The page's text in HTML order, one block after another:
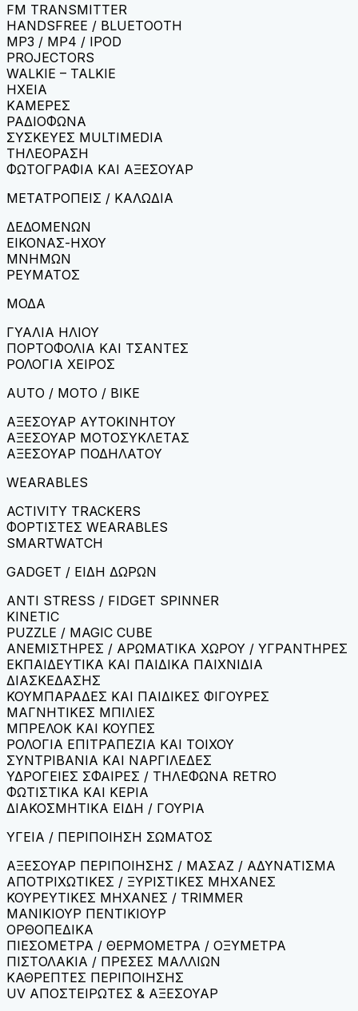
FM TRANSMITTER
HANDSFREE / BLUETOOTH
MP3 / MP4 / IPOD
PROJECTORS
WALKIE – TALKIE
ΗΧΕΙΑ
ΚΑΜΕΡΕΣ
ΡΑΔΙΟΦΩΝΑ
ΣΥΣΚΕΥΕΣ MULTIMEDIA
ΤΗΛΕΟΡΑΣΗ
ΦΩΤΟΓΡΑΦΙΑ ΚΑΙ ΑΞΕΣΟΥΑΡ
ΜΕΤΑΤΡΟΠΕΙΣ / ΚΑΛΩΔΙΑ
ΔΕΔΟΜΕΝΩΝ
ΕΙΚΟΝΑΣ-ΗΧΟΥ
ΜΝΗΜΩΝ
ΡΕΥΜΑΤΟΣ
ΜΟΔΑ
ΓΥΑΛΙΑ ΗΛΙΟΥ
ΠΟΡΤΟΦΟΛΙΑ ΚΑΙ ΤΣΑΝΤΕΣ
ΡΟΛΟΓΙΑ ΧΕΙΡΟΣ
AUTO / MOTO / BIKE
ΑΞΕΣΟΥΑΡ ΑΥΤΟΚΙΝΗΤΟΥ
ΑΞΕΣΟΥΑΡ ΜΟΤΟΣΥΚΛΕΤΑΣ
ΑΞΕΣΟΥΑΡ ΠΟΔΗΛΑΤΟΥ
WEARABLES
ACTIVITY TRACKERS
ΦΟΡΤΙΣΤΕΣ WEARABLES
SMARTWATCH
GADGET / ΕΙΔΗ ΔΩΡΩΝ
ANTI STRESS / FIDGET SPINNER
KINETIC
PUZZLE / MAGIC CUBE
ΑΝΕΜΙΣΤΗΡΕΣ / ΑΡΩΜΑΤΙΚΑ ΧΩΡΟΥ / ΥΓΡΑΝΤΗΡΕΣ
ΕΚΠΑΙΔΕΥΤΙΚΑ ΚΑΙ ΠΑΙΔΙΚΑ ΠΑΙΧΝΙΔΙΑ
ΔΙΑΣΚΕΔΑΣΗΣ
ΚΟΥΜΠΑΡΑΔΕΣ ΚΑΙ ΠΑΙΔΙΚΕΣ ΦΙΓΟΥΡΕΣ
ΜΑΓΝΗΤΙΚΕΣ ΜΠΙΛΙΕΣ
ΜΠΡΕΛΟΚ ΚΑΙ ΚΟΥΠΕΣ
ΡΟΛΟΓΙΑ ΕΠΙΤΡΑΠΕΖΙΑ ΚΑΙ ΤΟΙΧΟΥ
ΣΥΝΤΡΙΒΑΝΙΑ ΚΑΙ ΝΑΡΓΙΛΕΔΕΣ
ΥΔΡΟΓΕΙΕΣ ΣΦΑΙΡΕΣ / ΤΗΛΕΦΩΝΑ RETRO
ΦΩΤΙΣΤΙΚΑ ΚΑΙ ΚΕΡΙΑ
ΔΙΑΚΟΣΜΗΤΙΚΑ ΕΙΔΗ / ΓΟΥΡΙΑ
ΥΓΕΙΑ / ΠΕΡΙΠΟΙΗΣΗ ΣΩΜΑΤΟΣ
ΑΞΕΣΟΥΑΡ ΠΕΡΙΠΟΙΗΣΗΣ / ΜΑΣΑΖ / ΑΔΥΝΑΤΙΣΜΑ
ΑΠΟΤΡΙΧΩΤΙΚΕΣ / ΞΥΡΙΣΤΙΚΕΣ ΜΗΧΑΝΕΣ
ΚΟΥΡΕΥΤΙΚΕΣ ΜΗΧΑΝΕΣ / TRIMMER
ΜΑΝΙΚΙΟΥΡ ΠΕΝΤΙΚΙΟΥΡ
ΟΡΘΟΠΕΔΙΚΑ
ΠΙΕΣΟΜΕΤΡΑ / ΘΕΡΜΟΜΕΤΡΑ / ΟΞΥΜΕΤΡΑ
ΠΙΣΤΟΛΑΚΙΑ / ΠΡΕΣΕΣ ΜΑΛΛΙΩΝ
ΚΑΘΡΕΠΤΕΣ ΠΕΡΙΠΟΙΗΣΗΣ
UV ΑΠΟΣΤΕΙΡΩΤΕΣ & ΑΞΕΣΟΥΑΡ